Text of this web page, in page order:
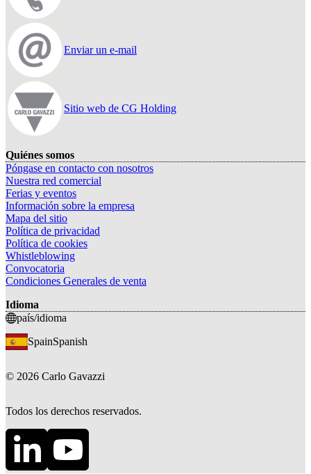
Enviar un e-mail
Sitio web de CG Holding
Quiénes somos
Póngase en contacto con nosotros
Nuestra red comercial
Ferias y eventos
Información sobre la empresa
Mapa del sitio
Política de privacidad
Política de cookies
Whistleblowing
Convocatoria
Condiciones Generales de venta
Idioma
país/idioma
SpainSpanish
© 2026 Carlo Gavazzi
Todos los derechos reservados.